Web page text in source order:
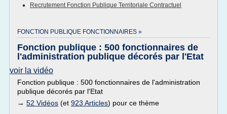
Recrutement Fonction Publique Territoriale Contractuel
FONCTION PUBLIQUE FONCTIONNAIRES »
Fonction publique : 500 fonctionnaires de
l'administration publique décorés par l'Etat
voir la vidéo
Fonction publique : 500 fonctionnaires de l'administration
publique décorés par l'Etat
→ 52 Vidéos (et 923 Articles) pour ce thème